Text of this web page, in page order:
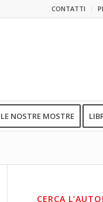
CONTATTI
LE NOSTRE MOSTRE
CERCA